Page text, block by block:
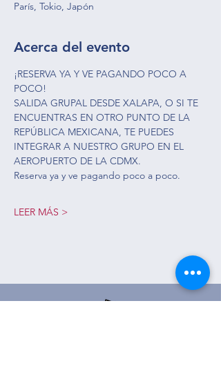
París, Tokio, Japón
Acerca del evento
¡RESERVA YA Y VE PAGANDO POCO A
POCO!
SALIDA GRUPAL DESDE XALAPA, O SI TE
ENCUENTRAS EN OTRO PUNTO DE LA
REPÚBLICA MEXICANA, TE PUEDES
INTEGRAR A NUESTRO GRUPO EN EL
AEROPUERTO DE LA CDMX.
Reserva ya y ve pagando poco a poco.
LEER MÁS >